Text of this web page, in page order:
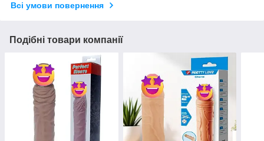
Всі умови повернення
Подібні товари компанії